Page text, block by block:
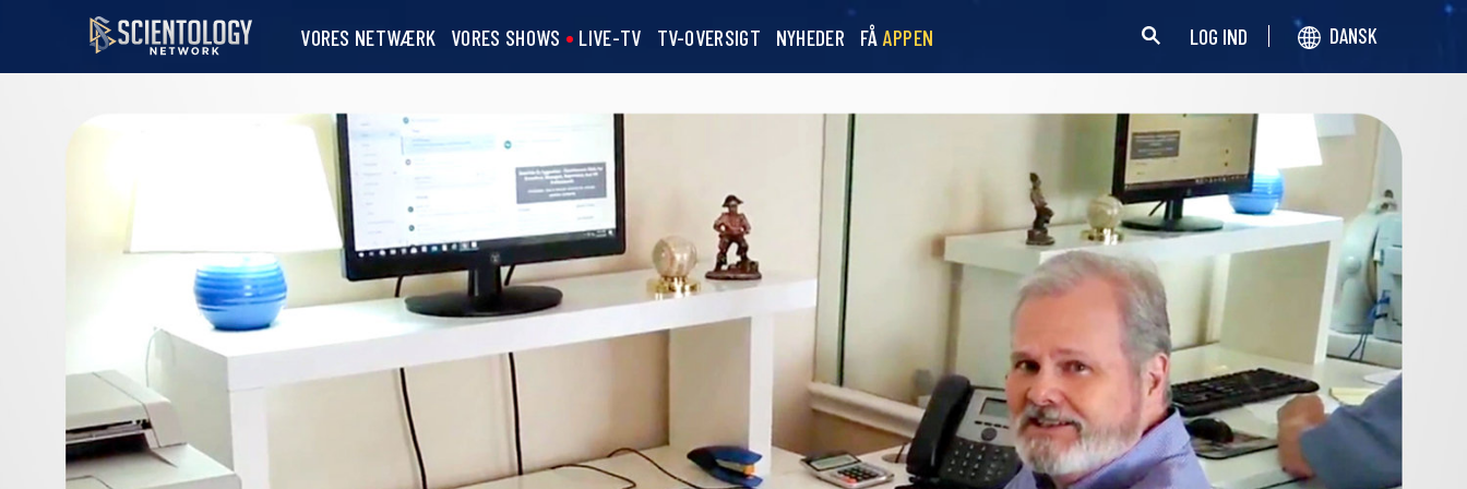
VORES NETWÆRK VORES SHOWS LIVE-TV TV-OVERSIGT NYHEDER FÅ APPEN LOG IND DANSK